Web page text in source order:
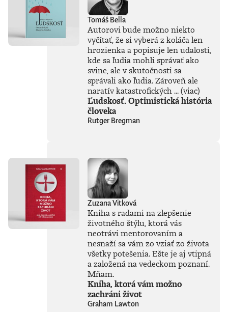
hodnotenie
situácie, v ktorej sa
nachádzame. Deň
po dni. S
neuveriteľnou
presnosťou a
prekvapivou
pointou. Častokrát
jasnejšie, ako všetky
vety, ktoré v ten
deň napíšu
komentátori a
analytici. Ale pozor!
Môžete sa na ne
kompozícia.
Jednoducho obraz,
ktorý by ste si radi
zavesili na stenu.
Taký je Shooty.
Teraz môže byť
signovaná
Shootyho
karikatúra vaša, a
to na kvalitnom
papieri vo formáte
A3. Denník N v
spolupráci s
Kanovits Fine Art
vám prinášajú
reprodukcie
Shootyho karikatúr
Tomáš Bella
Autorovi bude možno niekto
vyčítať, že si vyberá z koláča len
hrozienka a popisuje len udalosti,
kde sa ľudia mohli správať ako
svine, ale v skutočnosti sa
správali ako ľudia. Zároveň ale
naratív katastrofických ...(viac)
Ľudskosť. Optimistická história
človeka
Rutger Bregman
Zuzana Vitková
Kniha s radami na zlepšenie
životného štýlu, ktorá vás
neotrávi mentorovaním a
nesnaží sa vám zo vziať zo života
všetky potešenia. Ešte je aj vtipná
a založená na vedeckom poznaní.
Mňam.
Kniha, ktorá vám možno
zachráni život
Graham Lawton